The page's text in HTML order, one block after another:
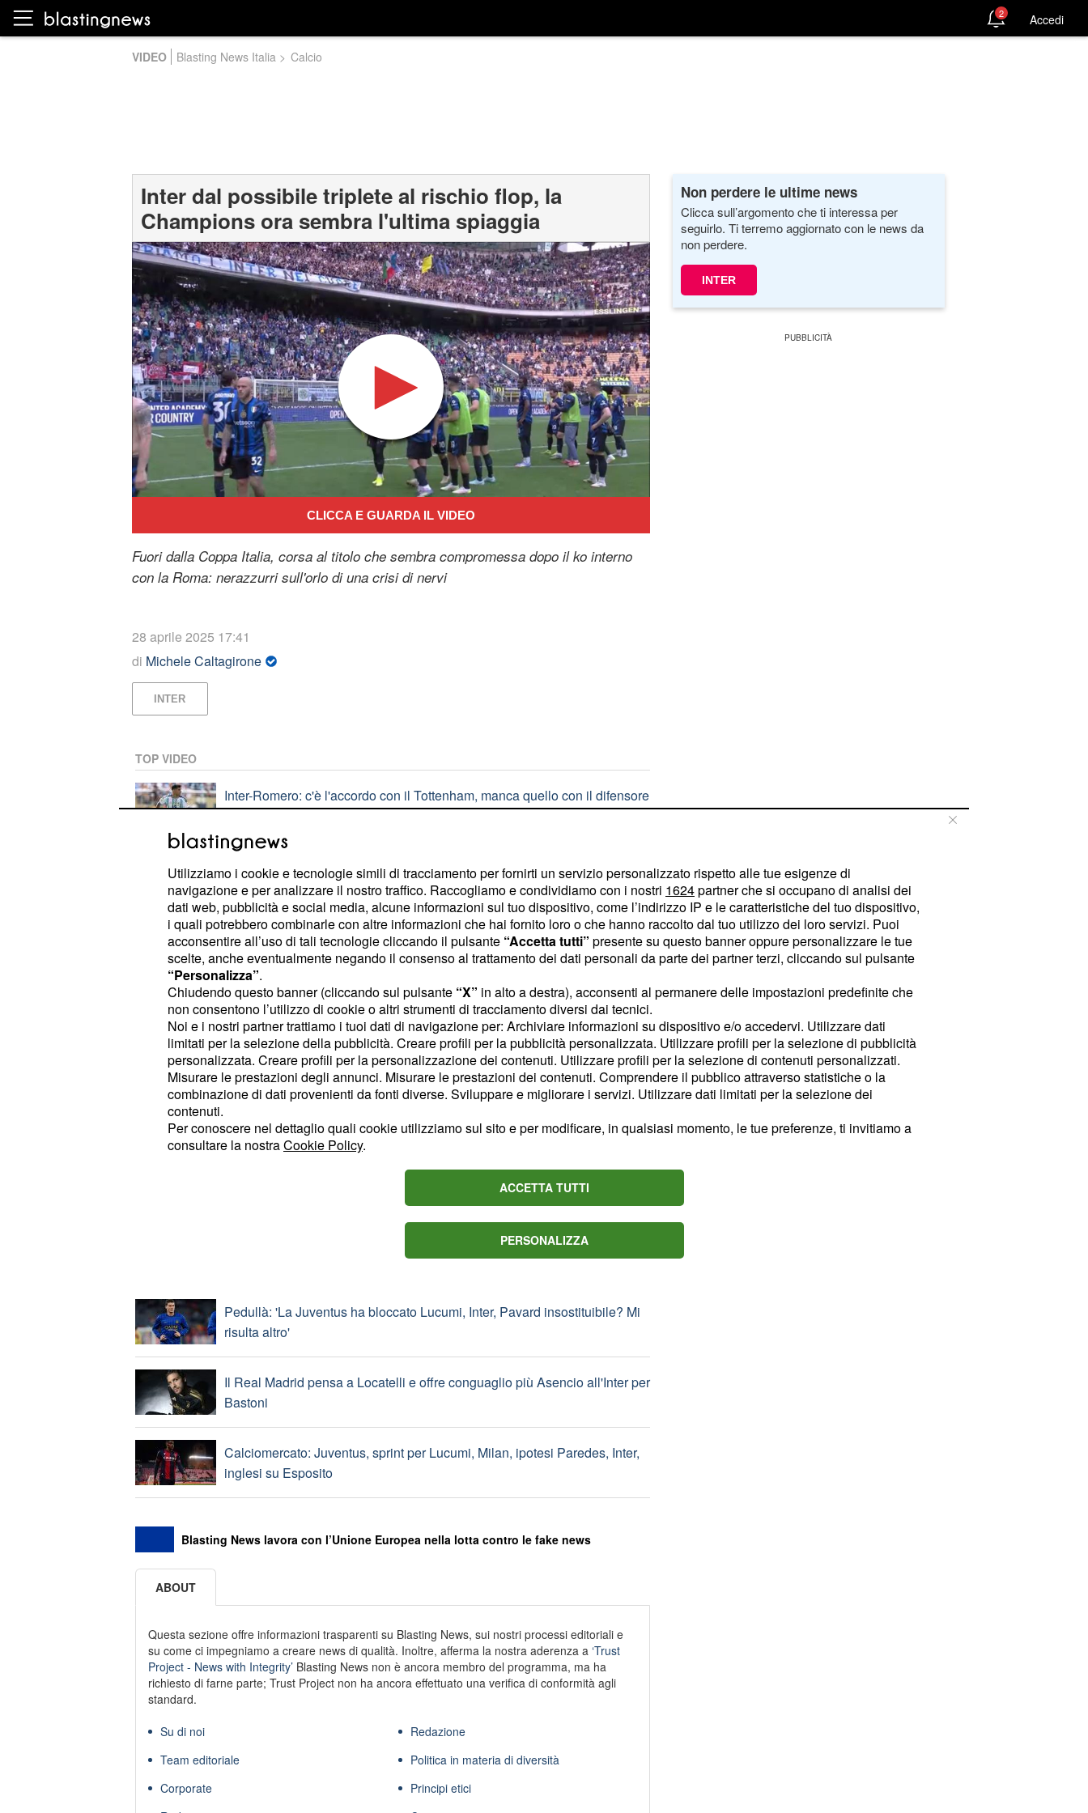
VIDEO Blasting News Italia > Calcio
Inter dal possibile triplete al rischio flop, la
Champions ora sembra l'ultima spiaggia
CLICCA E GUARDA IL VIDEO
Fuori dalla Coppa Italia, corsa al titolo che sembra compromessa dopo il ko interno
con la Roma: nerazzurri sull'orlo di una crisi di nervi
28 aprile 2025 17:41
di Michele Caltagirone
INTER
TOP VIDEO
Inter-Romero: c'è l'accordo con il Tottenham, manca quello con il difensore
argentino
Amarcord, dal Mundialito al Trofeo Berlusconi: storia dei grandi tornei
estivi
PLAYLIST
Eurogol di Zhegrova, la Juve batte il Chelsea
Milan-Inter in Australia, finisce in parità il primo derby della stagione
Gonzalez all'Inter e Frattesi alla Juve ma l'operazione non convince i tifosi
nerazzurri
Inter: presentato Stones, passi avanti anche per Romero
Pedullà: 'La Juventus ha bloccato Lucumi, Inter, Pavard insostituibile? Mi
risulta altro'
Il Real Madrid pensa a Locatelli e offre conguaglio più Asencio all'Inter per
Bastoni
Calciomercato: Juventus, sprint per Lucumi, Milan, ipotesi Paredes, Inter,
inglesi su Esposito
Blasting News lavora con l’Unione Europea nella lotta contro le fake news
ABOUT
Questa sezione offre informazioni trasparenti su Blasting News, sui nostri processi editoriali e
su come ci impegniamo a creare news di qualità. Inoltre, afferma la nostra aderenza a ‘Trust
Project - News with Integrity’Blasting News non è ancora membro del programma, ma ha
richiesto di farne parte; Trust Project non ha ancora effettuato una verifica di conformità agli
standard.
Su di noi
Team editoriale
Corporate
Redazione
Politica in materia di diversità
Principi etici
Non perdere le ultime news
Clicca sull’argomento che ti interessa per
seguirlo. Ti terremo aggiornato con le news da
non perdere.
INTER
2 Accedi
Utilizziamo i cookie e tecnologie simili di tracciamento per fornirti un servizio personalizzato rispetto alle tue esigenze di
navigazione e per analizzare il nostro traffico. Raccogliamo e condividiamo con i nostri 1624partner che si occupano di analisi dei
dati web, pubblicità e social media, alcune informazioni sul tuo dispositivo, come l’indirizzo IP e le caratteristiche del tuo dispositivo,
i quali potrebbero combinarle con altre informazioni che hai fornito loro o che hanno raccolto dal tuo utilizzo dei loro servizi. Puoi
acconsentire all’uso di tali tecnologie cliccando il pulsante “Accetta tutti” presente su questo banner oppure personalizzare le tue
scelte, anche eventualmente negando il consenso al trattamento dei dati personali da parte dei partner terzi, cliccando sul pulsante
“Personalizza”.
Chiudendo questo banner (cliccando sul pulsante “X” in alto a destra), acconsenti al permanere delle impostazioni predefinite che
non consentono l’utilizzo di cookie o altri strumenti di tracciamento diversi dai tecnici.
Noi e i nostri partner trattiamo i tuoi dati di navigazione per: Archiviare informazioni su dispositivo e/o accedervi. Utilizzare dati
limitati per la selezione della pubblicità. Creare profili per la pubblicità personalizzata. Utilizzare profili per la selezione di pubblicità
personalizzata. Creare profili per la personalizzazione dei contenuti. Utilizzare profili per la selezione di contenuti personalizzati.
Misurare le prestazioni degli annunci. Misurare le prestazioni dei contenuti. Comprendere il pubblico attraverso statistiche o la
combinazione di dati provenienti da fonti diverse. Sviluppare e migliorare i servizi. Utilizzare dati limitati per la selezione dei
contenuti.
Per conoscere nel dettaglio quali cookie utilizziamo sul sito e per modificare, in qualsiasi momento, le tue preferenze, ti invitiamo a
consultare la nostraCookie Policy.
ACCETTA TUTTI
PERSONALIZZA